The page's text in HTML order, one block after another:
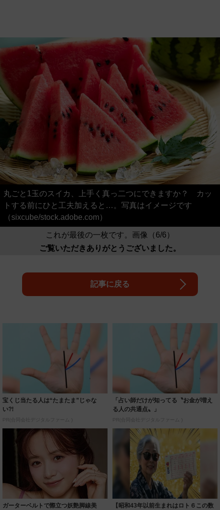
丸ごと1玉のスイカ、上手く真っ二つにできますか？ カッ
トする前にひと工夫加えると…。写真はイメージです
（sixcube/stock.adobe.com）
これが最後の一枚です。画像（6/6）
ご覧いただきありがとうございました。
記事に戻る
宝くじ当たる人は“たまたま”じゃな
い?!
PR(合同会社デジタルファーム )
「占い師だけが知ってる〝お金が増え
る人の共通点〟」
PR(合同会社デジタルファーム )
ガーターベルトで際立つ妖艶脚線美
【昭和43年以前生まれはロト６この数